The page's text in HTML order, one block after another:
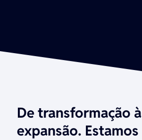
De transformação à
expansão. Estamos